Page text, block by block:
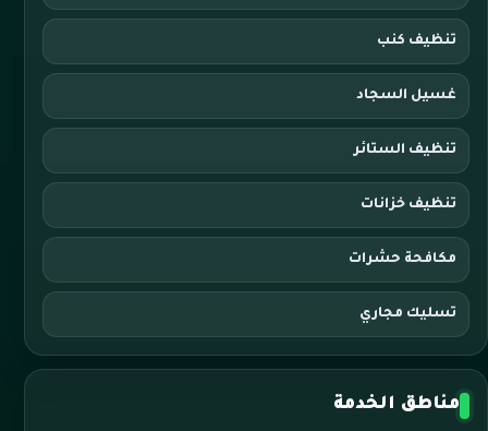
تنظيف كنب
غسيل السجاد
تنظيف الستائر
تنظيف خزانات
مكافحة حشرات
تسليك مجاري
مناطق الخدمة